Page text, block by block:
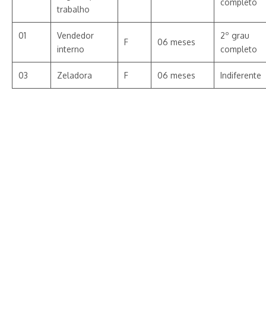
trabalho
completo
01
Vendedor
interno
F 06 meses
2º grau
completo
03 Zeladora F 06 meses Indiferente